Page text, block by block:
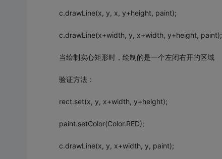
c.drawLine(x, y, x, y+height, paint);
c.drawLine(x+width, y, x+width, y+height, paint);
当绘制实心矩形时，绘制的是一个左闭右开的区域
验证方法：
rect.set(x, y, x+width, y+height);
paint.setColor(Color.RED);
c.drawLine(x, y, x+width, y, paint);